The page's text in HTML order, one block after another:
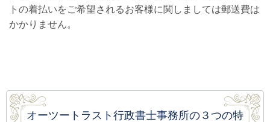
トの着払いをご希望されるお客様に関しましては郵送費は
かかりません。
オーツートラスト行政書士事務所の３つの特